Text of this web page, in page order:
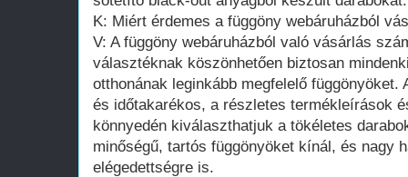
K: Miért érdemes a függöny webáruházból
V: A függöny webáruházból való vásárlás
választéknak köszönhetően biztosan
otthonának leginkább megfelelő
és időtakarékos, a részletes termékleírások
könnyedén kiválaszthatjuk a tökéletes
minőségű, tartós függönyöket kínál, és nagy
elégedettségre is.